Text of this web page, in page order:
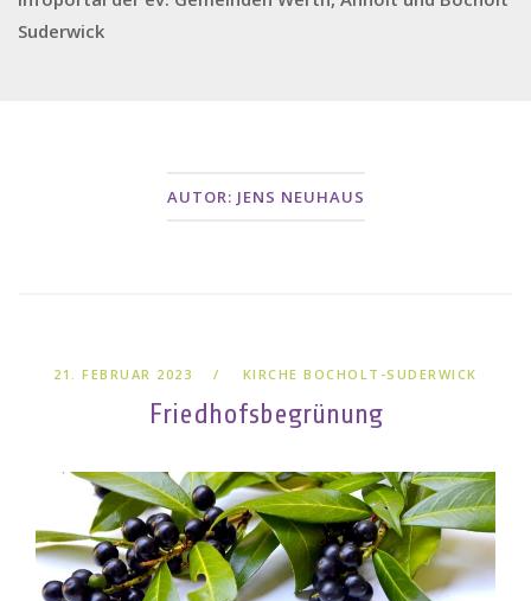
Suderwick
AUTOR: JENS NEUHAUS
21. FEBRUAR 2023 KIRCHE BOCHOLT-SUDERWICK
Friedhofsbegrünung